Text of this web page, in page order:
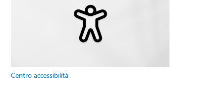
Centro accessibilità